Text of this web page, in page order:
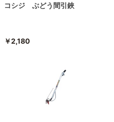
コシジ ぶどう間引鋏
￥2,180